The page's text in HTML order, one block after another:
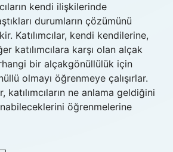
kendi ilişkilerinde
durumların çözümünü
Katılımcılar, kendi kendilerine,
katılımcılara karşı olan alçak
bir alçakgönüllülük için
olmayı öğrenmeye çalışırlar.
katılımcıların ne anlama geldiğini
öğrenmelerine